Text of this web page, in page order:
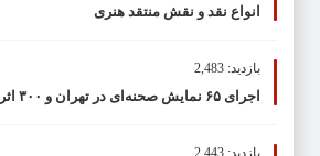
انواع نقد و نقش منتقد هنری
بازدید: 2,483
اجرای ۶۵ نمایش صحنه‌ای در تهران و ۳۰۰ اثر در شهرستان‌ها
بازدید: 2,443